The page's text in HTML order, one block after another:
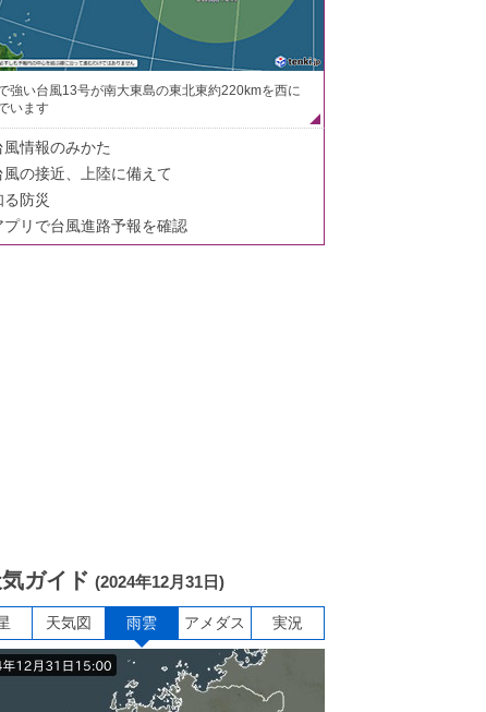
強い台風13号が南大東島の東北東約220kmを西に
います
風情報のみかた
風の接近、上陸に備えて
る防災
プリで台風進路予報を確認
ガイド (2024年12月31日)
天気図 雨雲 アメダス 実況